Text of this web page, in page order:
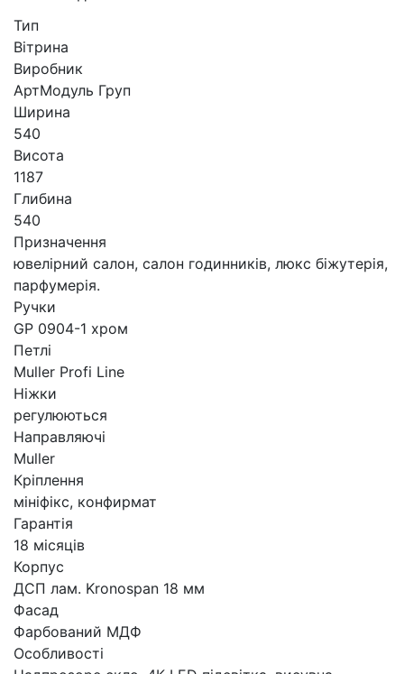
Тип
Вітрина
Виробник
АртМодуль Груп
Ширина
540
Висота
1187
Глибина
540
Призначення
ювелірний салон, салон годинників, люкс біжутерія,
парфумерія.
Ручки
GP 0904-1 хром
Петлі
Muller Profi Line
Ніжки
регулюються
Направляючі
Muller
Кріплення
мініфікс, конфирмат
Гарантія
18 місяців
Корпус
ДСП лам. Kronospan 18 мм
Фасад
Фарбований МДФ
Особливості